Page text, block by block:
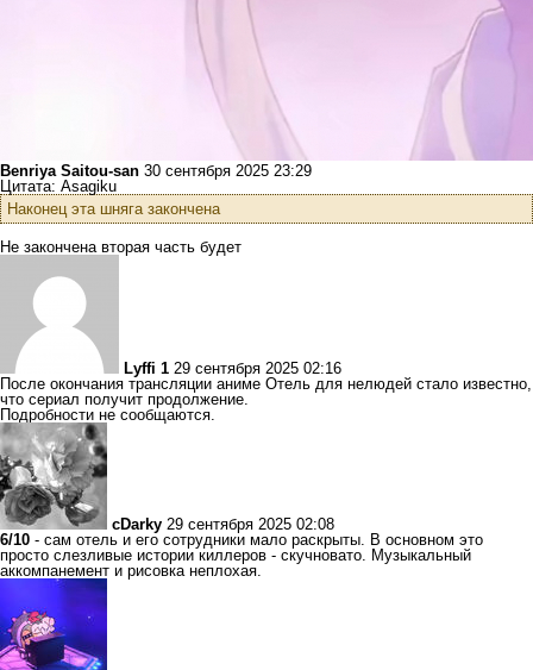
Benriya Saitou-san 30 сентября 2025 23:29
Цитата: Asagiku
Наконец эта шняга закончена
Не закончена вторая часть будет
Lyffi 1 29 сентября 2025 02:16
После окончания трансляции аниме Отель для нелюдей стало известно,
что сериал получит продолжение.
Подробности не сообщаются.
cDarky 29 сентября 2025 02:08
6/10 - сам отель и его сотрудники мало раскрыты. В основном это
просто слезливые истории киллеров - скучновато. Музыкальный
аккомпанемент и рисовка неплохая.